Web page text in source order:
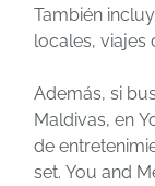
También
locales, viajes
Además, si
Maldivas, en
de
set. You and